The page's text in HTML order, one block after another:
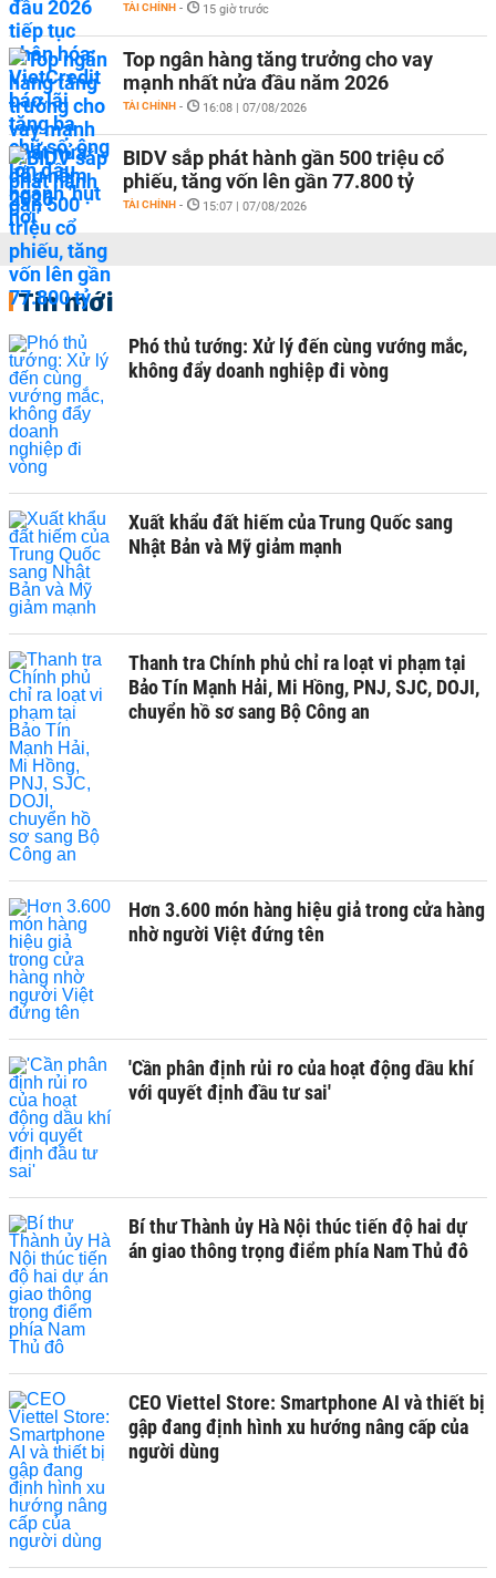
TÀI CHÍNH - 15 giờ trước
Top ngân hàng tăng trưởng cho vay
mạnh nhất nửa đầu năm 2026
TÀI CHÍNH - 16:08 | 07/08/2026
BIDV sắp phát hành gần 500 triệu cổ
phiếu, tăng vốn lên gần 77.800 tỷ
TÀI CHÍNH - 15:07 | 07/08/2026
Tin mới
Phó thủ tướng: Xử lý đến cùng vướng mắc,
không đẩy doanh nghiệp đi vòng
Xuất khẩu đất hiếm của Trung Quốc sang
Nhật Bản và Mỹ giảm mạnh
Thanh tra Chính phủ chỉ ra loạt vi phạm tại
Bảo Tín Mạnh Hải, Mi Hồng, PNJ, SJC, DOJI,
chuyển hồ sơ sang Bộ Công an
Hơn 3.600 món hàng hiệu giả trong cửa hàng
nhờ người Việt đứng tên
'Cần phân định rủi ro của hoạt động dầu khí
với quyết định đầu tư sai'
Bí thư Thành ủy Hà Nội thúc tiến độ hai dự
án giao thông trọng điểm phía Nam Thủ đô
CEO Viettel Store: Smartphone AI và thiết bị
gập đang định hình xu hướng nâng cấp của
người dùng